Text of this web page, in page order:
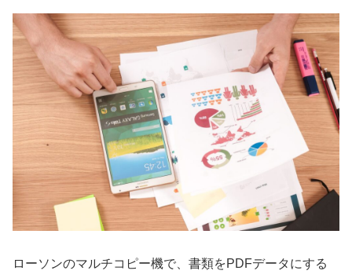
ローソンのマルチコピー機で、書類をPDFデータにする